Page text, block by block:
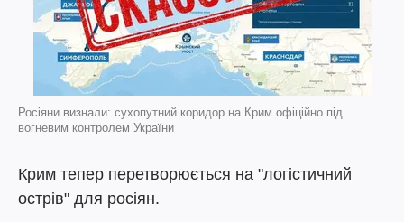
Росіяни визнали: сухопутний коридор на Крим офіційно під
вогневим контролем України
Крим тепер перетворюється на "логістичний
острів" для росіян.